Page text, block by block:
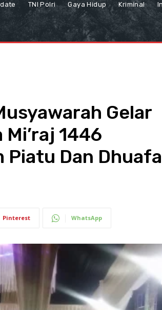
TNI Polri Gaya Hidup Kriminal
Gelar
1446
Piatu Dan
Pinterest WhatsApp